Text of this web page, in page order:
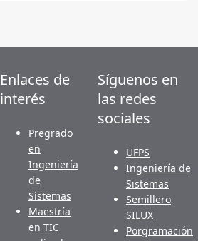
Enlaces de
interés
Pregrado
en
Ingeniería
de
Sistemas
Maestría
en TIC
Síguenos en
las redes
sociales
UFPS
Ingeniería de
Sistemas
Semillero
SILUX
Porgramación